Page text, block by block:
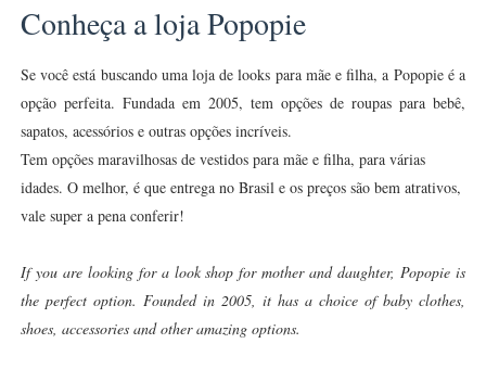
Conheça a loja Popopie
Se você está buscando uma loja de looks para mãe e filha, a Popopie é a
opção perfeita. Fundada em 2005, tem opções de roupas para bebê,
sapatos, acessórios e outras opções incríveis.
Tem opções maravilhosas de vestidos para mãe e filha, para várias
idades. O melhor, é que entrega no Brasil e os preços são bem atrativos,
vale super a pena conferir!
If you are looking for a look shop for mother and daughter, Popopie is
the perfect option. Founded in 2005, it has a choice of baby clothes,
shoes, accessories and other amazing options.